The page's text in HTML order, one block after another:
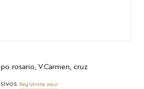
rosario, V.Carmen, cruz
Regístrate aquí